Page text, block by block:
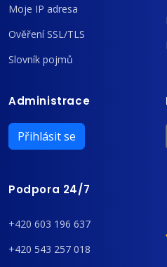
Moje IP adresa
Ověření SSL/TLS
Slovník pojmů
Administrace
Přihlásit se
Podpora 24/7
+420 603 196 637
+420 543 257 018